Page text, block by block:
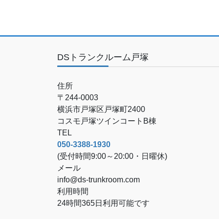
DSトランクルーム戸塚
住所
〒244-0003
横浜市戸塚区戸塚町2400
コスモ戸塚ツインコートB棟
TEL
050-3388-1930
(受付時間9:00～20:00・日曜休)
メール
info@ds-trunkroom.com
利用時間
24時間365日利用可能です